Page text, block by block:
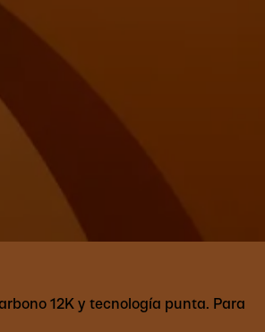
12K y tecnología punta. Para